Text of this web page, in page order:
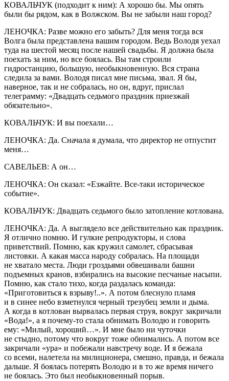
КОВАЛЬЧУК (подходит к ним): А хорошо бы. Мы опять
были бы рядом, как в Волжском. Вы не забыли наш город?
ЛЕНОЧКА: Разве можно его забыть? Для меня тогда вся
Волга была представлена вашим городом. Ведь Володя уехал
туда на шестой месяц после нашей свадьбы. Я должна была
поехать за ним, но все боялась. Вы там строили
гидростанцию, большую, необыкновенную. Вся страна
следила за вами. Володя писал мне письма, звал. Я бы,
наверное, так и не собралась, но он, вдруг, прислал
телеграмму: «Двадцать седьмого праздник приезжай
обязательно».
КОВАЛЬЧУК: И вы поехали…
ЛЕНОЧКА: Да. Сначала я думала, что директор не отпустит
меня…
САВЕЛЬЕВ: А он…
ЛЕНОЧКА: Он сказал: «Езжайте. Все-таки историческое
событие».
КОВАЛЬЧУК: Двадцать седьмого было затопление котлована.
ЛЕНОЧКА: Да. А выглядело все действительно как праздник.
Я отлично помню. И гулкие репродукторы, и слова
приветствий. Помню, как кружил самолет, сбрасывая
листовки. А какая масса народу собралась. На площади
не хватало места. Люди гроздьями обвешивали башни
подъемных кранов, взбирались на высокие песчаные насыпи.
Помню, как стало тихо, когда раздалась команда:
«Приготовиться к взрыву!..». А потом блеснуло пламя
и в синее небо взметнулся черный трезубец земли и дыма.
А когда в котлован вырвалась первая струя, вокруг закричали
«Вода!», а я почему-то стала обнимать Володю и говорить
ему: «Милый, хороший…». И мне было ни чуточки
не стыдно, потому что вокруг тоже обнимались. А потом все
закричали «ура» и побежали навстречу воде. И я бежала
со всеми, налетела на милиционера, смешно, правда, и бежала
дальше. Я боялась потерять Володю и в то же время ничего
не боялась. Это был необыкновенный порыв.